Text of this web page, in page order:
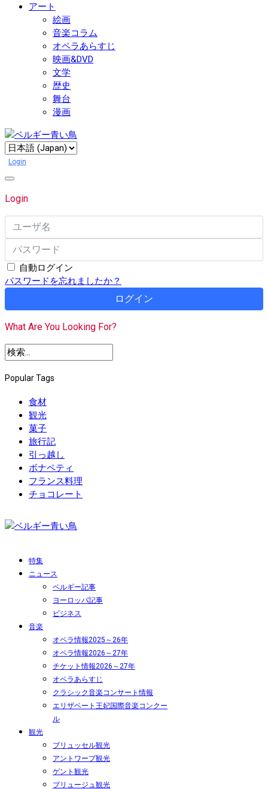
アート
絵画
音楽コラム
オペラあらすじ
映画&DVD
文学
歴史
舞台
漫画
Login
Login
自動ログイン
パスワードを忘れましたか？
ログイン
What Are You Looking For?
Popular Tags
食材
観光
菓子
旅行記
引っ越し
ボナペティ
フランス料理
チョコレート
特集
ニュース
ベルギー記事
ヨーロッパ記事
ビジネス
音楽
オペラ情報2025～26年
オペラ情報2026～27年
チケット情報2026～27年
オペラあらすじ
クラシック音楽コンサート情報
エリザベート王妃国際音楽コンクー
ル
観光
ブリュッセル観光
アントワープ観光
ゲント観光
ブリュージュ観光